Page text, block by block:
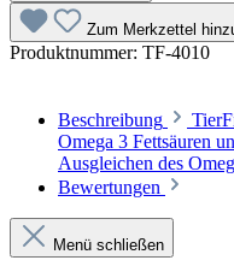
Zum Merkzettel
Produktnummer: TF-4010
Beschreibung
Omega 3 Fettsäuren
Ausgleichen des
Bewertungen
Menü schließen